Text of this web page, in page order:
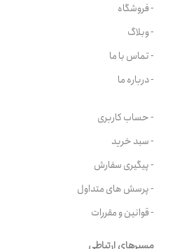
- فروشگاه
- وبلاگ
- تماس با ما
- درباره ما
- حساب کاربری
- سبد خرید
- پیگیری سفارش
- پرسش های متداول
- قوانین و مقررات